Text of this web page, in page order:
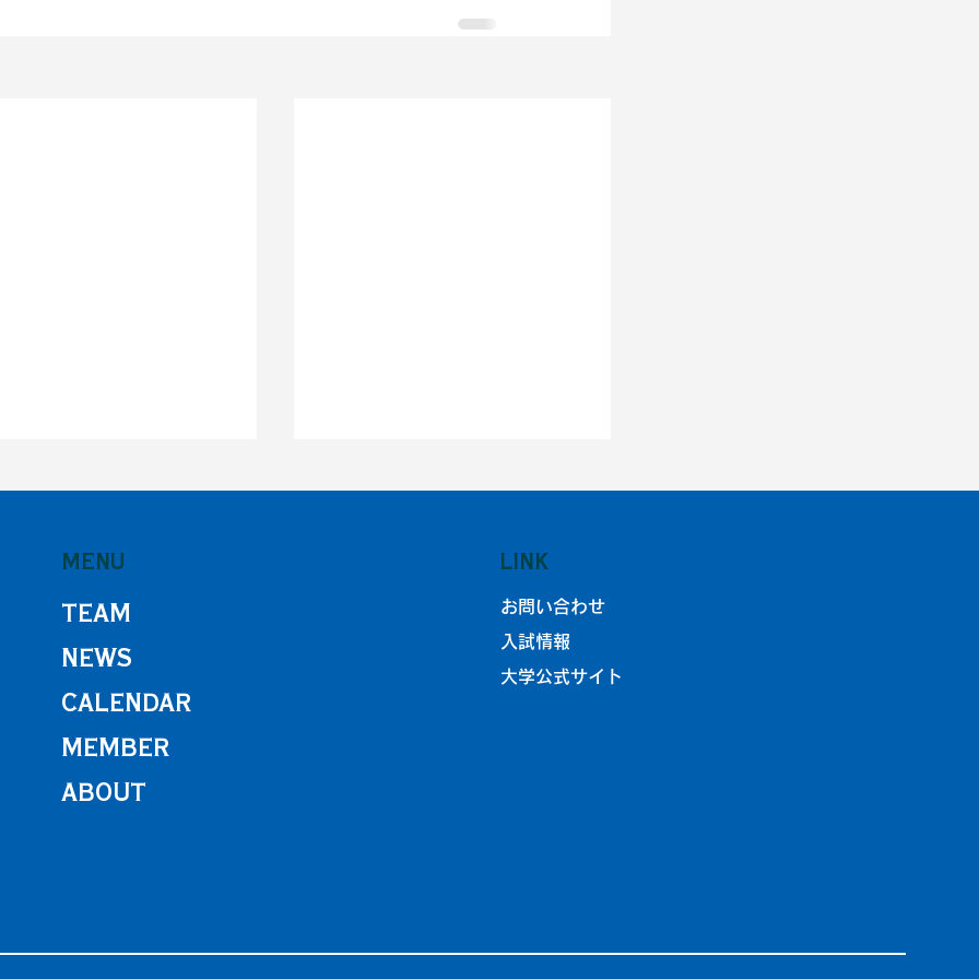
バレーボール部】
年度 第52回 西日本
ボール大学男子選手権
【男子バレーボール部】令和
MENU
TEAM
NEWS
CALENDAR
MEMBER
ABOUT
LINK
お問い合わせ
入試情報
大学公式サイト